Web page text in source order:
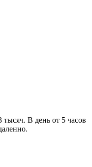
В день от 5 часов